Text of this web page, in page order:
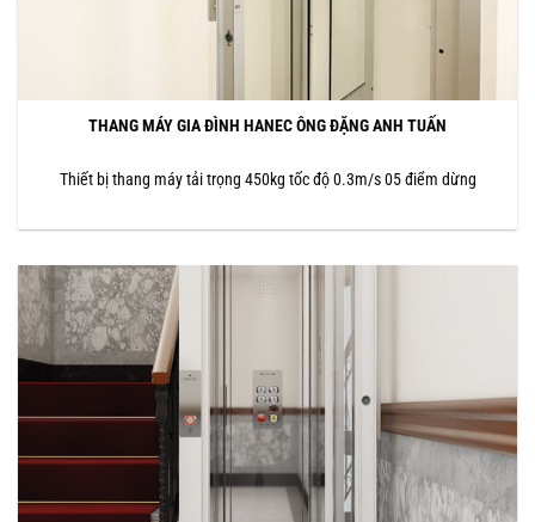
THANG MÁY GIA ĐÌNH HANEC ÔNG ĐẶNG ANH TUẤN
Thiết bị thang máy tải trọng 450kg tốc độ 0.3m/s 05 điểm dừng